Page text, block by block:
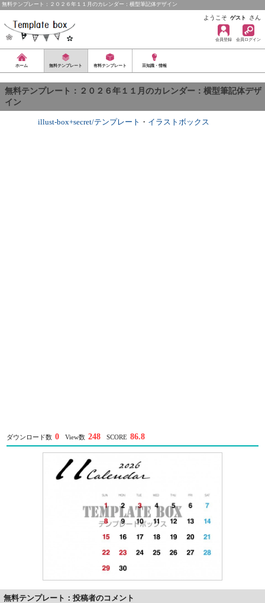
無料テンプレート：２０２６年１１月のカレンダー：横型筆記体デザイン
ようこそ ゲスト さん
会員登録 会員ログイン
ホーム 無料テンプレート 有料テンプレート 豆知識・情報
無料テンプレート：２０２６年１１月のカレンダー：横型筆記体デザ
イン
illust-box+secret/テンプレート ・ イラストボックス
ダウンロード数 0 View数 248 SCORE 86.8
無料テンプレート：投稿者のコメント